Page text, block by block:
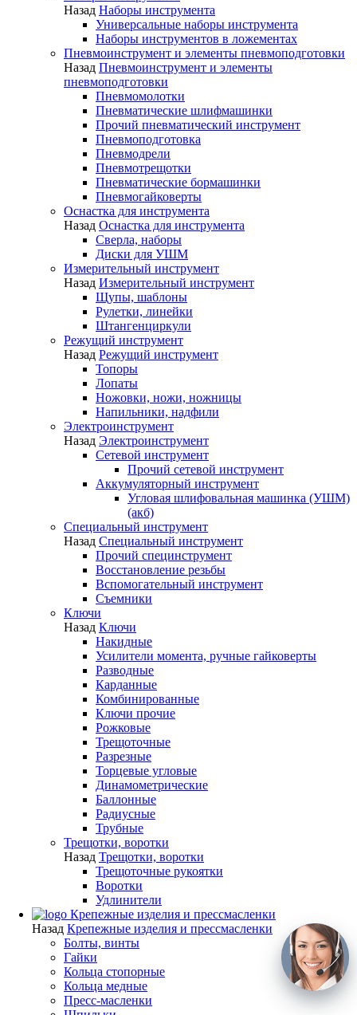
Назад Наборы инструмента
Универсальные наборы инструмента
Наборы инструментов в ложементах
Пневмоинструмент и элементы пневмоподготовки
Назад Пневмоинструмент и элементы
пневмоподготовки
Пневмомолотки
Пневматические шлифмашинки
Прочий пневматический инструмент
Пневмоподготовка
Пневмодрели
Пневмотрещотки
Пневматические бормашинки
Пневмогайковерты
Оснастка для инструмента
Назад Оснастка для инструмента
Сверла, наборы
Диски для УШМ
Измерительный инструмент
Назад Измерительный инструмент
Щупы, шаблоны
Рулетки, линейки
Штангенциркули
Режущий инструмент
Назад Режущий инструмент
Топоры
Лопаты
Ножовки, ножи, ножницы
Напильники, надфили
Электроинструмент
Назад Электроинструмент
Сетевой инструмент
Прочий сетевой инструмент
Аккумуляторный инструмент
Угловая шлифовальная машинка (УШМ)
(акб)
Специальный инструмент
Назад Специальный инструмент
Прочий специнструмент
Восстановление резьбы
Вспомогательный инструмент
Съемники
Ключи
Назад Ключи
Накидные
Усилители момента, ручные гайковерты
Разводные
Карданные
Комбинированные
Ключи прочие
Рожковые
Трещоточные
Разрезные
Торцевые угловые
Динамометрические
Баллонные
Радиусные
Трубные
Трещотки, воротки
Назад Трещотки, воротки
Трещоточные рукоятки
Воротки
Удлинители
Крепежные изделия и прессмасленки
Назад Крепежные изделия и прессмасленки
Болты, винты
Гайки
Кольца стопорные
Кольца медные
Пресс-масленки